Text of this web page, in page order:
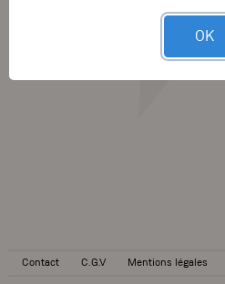
Contact C.G.V Mentions légales
OK